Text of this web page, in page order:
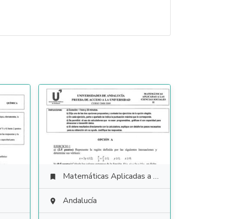
 Matemáticas Aplicadas a las Ciencias Sociales
 Andalucía